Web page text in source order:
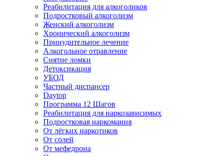
Реабилитация для алкоголиков
Подростковый алкоголизм
Женский алкоголизм
Хронический алкоголизм
Принудительное лечение
Алкогольное отравление
Снятие ломки
Детоксикация
УБОД
Частный диспансер
Daytop
Программа 12 Шагов
Реабилитация для наркозависимых
Подростковая наркомания
От лёгких наркотиков
От солей
От мефедрона